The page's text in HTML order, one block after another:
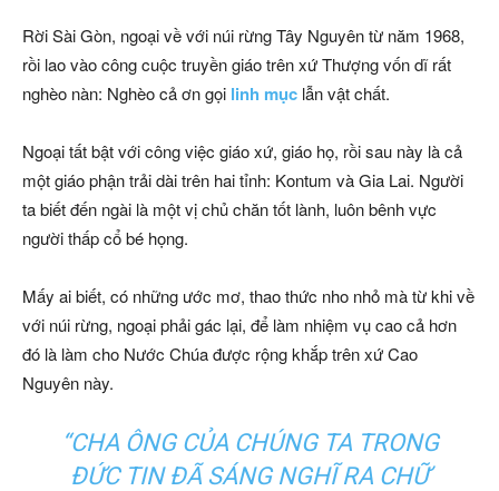
Rời Sài Gòn, ngoại về với núi rừng Tây Nguyên từ năm 1968,
rồi lao vào công cuộc truyền giáo trên xứ Thượng vốn dĩ rất
nghèo nàn: Nghèo cả ơn gọi linh mục lẫn vật chất.
Ngoại tất bật với công việc giáo xứ, giáo họ, rồi sau này là cả
một giáo phận trải dài trên hai tỉnh: Kontum và Gia Lai. Người
ta biết đến ngài là một vị chủ chăn tốt lành, luôn bênh vực
người thấp cổ bé họng.
Mấy ai biết, có những ước mơ, thao thức nho nhỏ mà từ khi về
với núi rừng, ngoại phải gác lại, để làm nhiệm vụ cao cả hơn
đó là làm cho Nước Chúa được rộng khắp trên xứ Cao
Nguyên này.
“CHA ÔNG CỦA CHÚNG TA TRONG
ĐỨC TIN ĐÃ SÁNG NGHĨ RA CHỮ